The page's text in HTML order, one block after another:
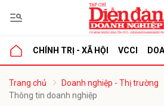
CHÍNH TRỊ - XÃ HỘI VCCI
Trang chủ
Doanh nghiệp - Thị trường
Thông tin doanh nghiệp
luận